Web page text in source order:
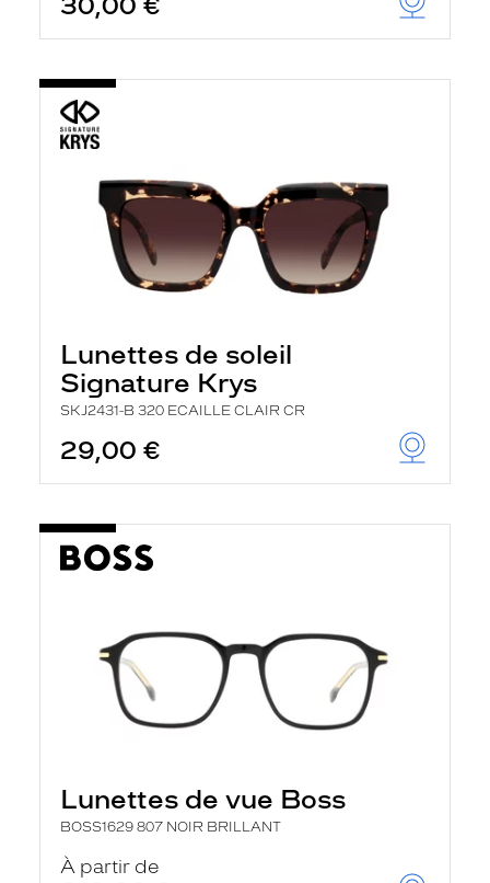
Lunettes de soleil
Signature Krys
SKJ2431-B 320 ECAILLE CLAIR CR
29,00 €
Lunettes de vue Boss
BOSS1629 807 NOIR BRILLANT
À partir de